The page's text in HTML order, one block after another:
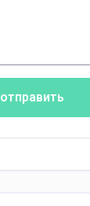
отправить